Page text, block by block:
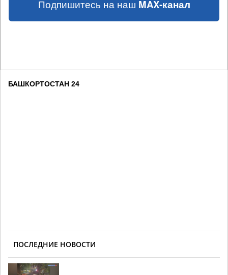
Подпишитесь на наш MAX-канал
БАШКОРТОСТАН 24
ПОСЛЕДНИЕ НОВОСТИ